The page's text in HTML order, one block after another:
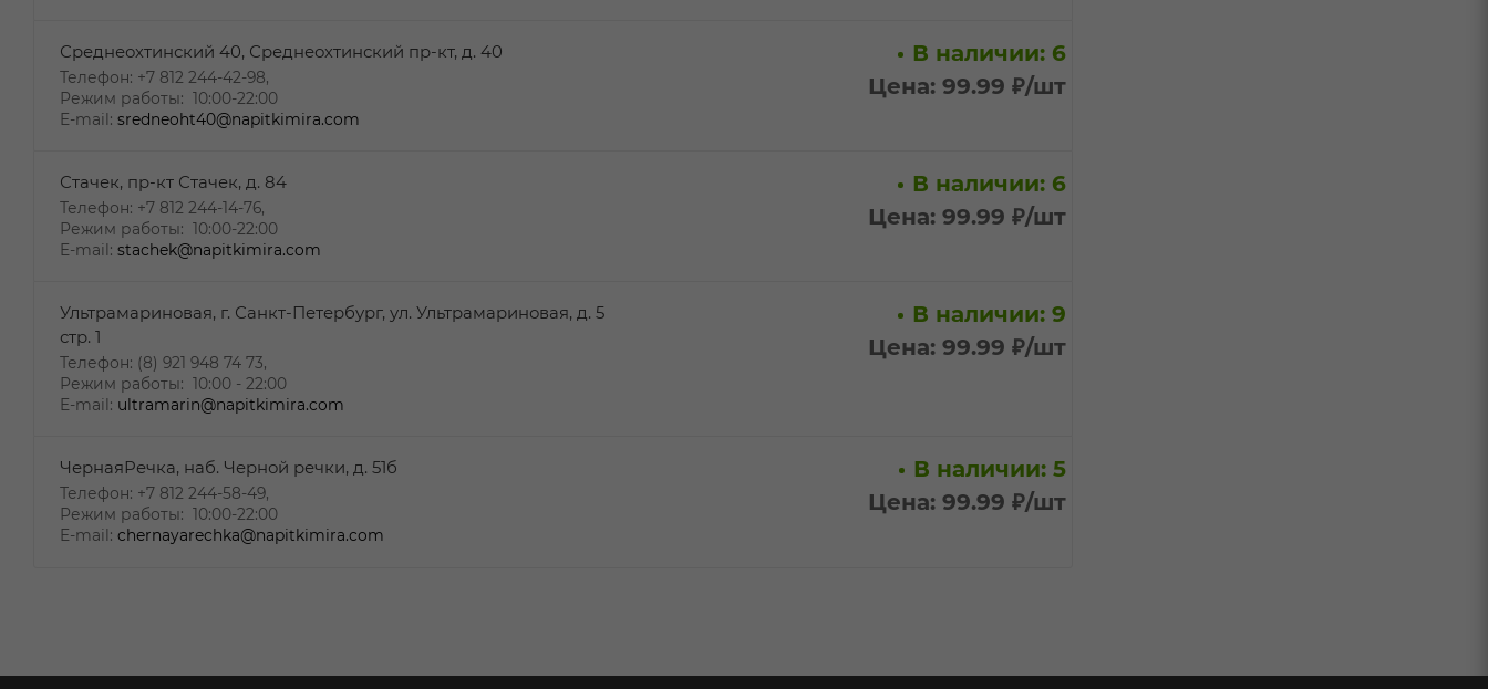
Среднеохтинский 40, Среднеохтинский пр-кт, д. 40
Телефон: +7 812 244-42-98,
Режим работы: 10:00-22:00
E-mail: sredneoht40@napitkimira.com
В наличии: 6
Цена: 99.99 ₽/шт
Стачек, пр-кт Стачек, д. 84
Телефон: +7 812 244-14-76,
Режим работы: 10:00-22:00
E-mail: stachek@napitkimira.com
В наличии: 6
Цена: 99.99 ₽/шт
Ультрамариновая, г. Санкт-Петербург, ул. Ультрамариновая, д. 5
стр. 1
Телефон: (8) 921 948 74 73,
Режим работы: 10:00 - 22:00
E-mail: ultramarin@napitkimira.com
В наличии: 9
Цена: 99.99 ₽/шт
ЧернаяРечка, наб. Черной речки, д. 51б
Телефон: +7 812 244-58-49,
Режим работы: 10:00-22:00
E-mail: chernayarechka@napitkimira.com
В наличии: 5
Цена: 99.99 ₽/шт